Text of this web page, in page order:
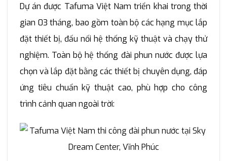
Dự án được Tafuma Việt Nam triển khai trong thời
gian 03 tháng, bao gồm toàn bộ các hạng mục lắp
đặt thiết bị, đấu nối hệ thống kỹ thuật và chạy thử
nghiệm. Toàn bộ hệ thống đài phun nước được lựa
chọn và lắp đặt bằng các thiết bị chuyên dụng, đáp
ứng tiêu chuẩn kỹ thuật cao, phù hợp cho công
trình cảnh quan ngoài trời: